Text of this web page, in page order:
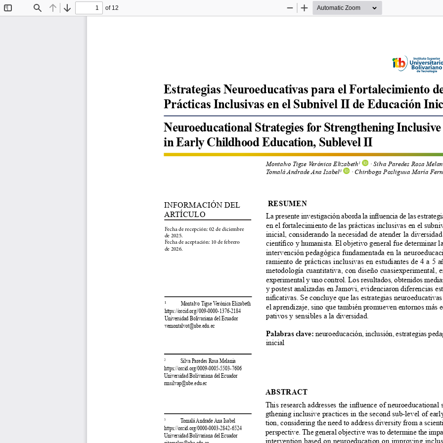
Find Previous
Next
of 12
Zoom
Zoom
INFORMACIÓN DEL
ARTÍCULO
Estrategias Neuroeducativas para el Fortalecimiento
Prácticas Inclusivas en el Subnivel II de Educación
Neuroeducational Strategies for Strengthening
in Early Childhood Education, Sublevel II
RESUMEN
La presente investigación aborda la influencia de las
en el fortalecimiento de las prácticas inclusivas en el
inicial, considerando la necesidad de atender la
científico y humanista. El objetivo general fue determinar
intervención pedagógica fundamentada en la
ramiento de prácticas inclusivas en estudiantes de 4 a 5
metodología cuantitativa, con diseño cuasiexperimental,
experimental y uno control. Los resultados, obtenidos
y postest analizadas en Jamovi, evidenciaron diferencias
nificativas. Se concluye que las estrategias
el aprendizaje, sino que también promueven entornos más
pativos y sensibles a la diversidad.
Palabras clave: neuroeducación, inclusión, estrategias
inicial
ABSTRACT
This research addresses the influence of neuroeducational
gthening inclusive practices in the second sub-level of
tion, considering the need to address diversity from a
perspective. The general objective was to determine the
intervention based on neuroeducation on improving
Fecha de recepción: 02 de diciembre
de 2025.
Fecha de aceptación: 10 de febrero
de 2026.
Montalvo Tigse Verónica Elizabeth 1 · Silva Paredes Rosa
Tomalá Andrade Ana Isabel 3 · Chiriboga Posliguua María
¹            Montalvo Tigse Verónica Elizabeth
https://orcid.org//009-0000-1376-2184
Universidad Bolivariana del Ecuador
vemontalvot@ube.edu.ec
2
            Silva Paredes Rosa Melania
https://orcid.org/0009-0005-5503-7606
Universidad Bolivariana del Ecuador
rmsilvap@ube.edu.ec
3
            Tomalá Andrade Ana Isabel
https://orcid.org/0000-0003-2842-6524
Universidad Bolivariana del Ecuador